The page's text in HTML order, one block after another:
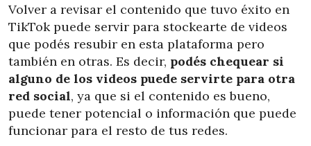
Volver a revisar el contenido que tuvo éxito en
TikTok puede servir para stockearte de videos
que podés resubir en esta plataforma pero
también en otras. Es decir, podés chequear si
alguno de los videos puede servirte para otra
red social, ya que si el contenido es bueno,
puede tener potencial o información que puede
funcionar para el resto de tus redes.